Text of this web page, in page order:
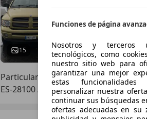
15
Particular
ES-28100 Alcobendas
Funciones de página
Nosotros y terceros
tecnológicos, como
nuestro sitio web para
garantizar una mejor
estas
personalizar nuestra
continuar sus búsquedas
ofertas adecuadas en su